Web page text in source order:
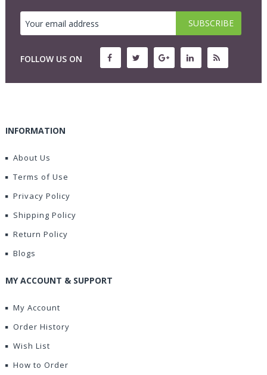
FOLLOW US ON
INFORMATION
About Us
Terms of Use
Privacy Policy
Shipping Policy
Return Policy
Blogs
MY ACCOUNT & SUPPORT
My Account
Order History
Wish List
How to Order